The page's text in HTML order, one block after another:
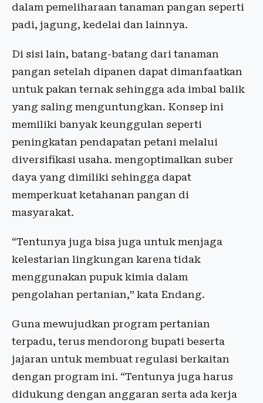
dalam pemeliharaan tanaman pangan seperti
padi, jagung, kedelai dan lainnya.
Di sisi lain, batang-batang dari tanaman
pangan setelah dipanen dapat dimanfaatkan
untuk pakan ternak sehingga ada imbal balik
yang saling menguntungkan. Konsep ini
memiliki banyak keunggulan seperti
peningkatan pendapatan petani melalui
diversifikasi usaha. mengoptimalkan suber
daya yang dimiliki sehingga dapat
memperkuat ketahanan pangan di
masyarakat.
“Tentunya juga bisa juga untuk menjaga
kelestarian lingkungan karena tidak
menggunakan pupuk kimia dalam
pengolahan pertanian,” kata Endang.
Guna mewujudkan program pertanian
terpadu, terus mendorong bupati beserta
jajaran untuk membuat regulasi berkaitan
dengan program ini. “Tentunya juga harus
didukung dengan anggaran serta ada kerja